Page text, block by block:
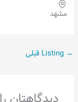
مشهد
→